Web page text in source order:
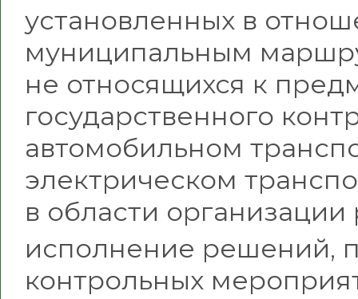
установленных в
муниципальным
не относящихся к
государственного
автомобильном
электрическом
в области
исполнение решений,
контрольных